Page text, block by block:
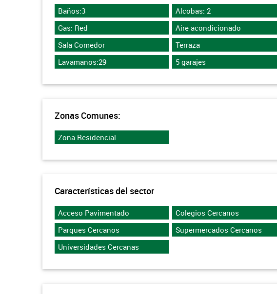
Baños:3 Alcobas: 2
Gas: Red
Aire acondicionado
Sala Comedor
Terraza
Lavamanos:29
5 garajes
Zonas Comunes:
Zona Residencial
Características del sector
Acceso Pavimentado Colegios Cercanos
Parques Cercanos
Supermercados Cercanos
Universidades Cercanas